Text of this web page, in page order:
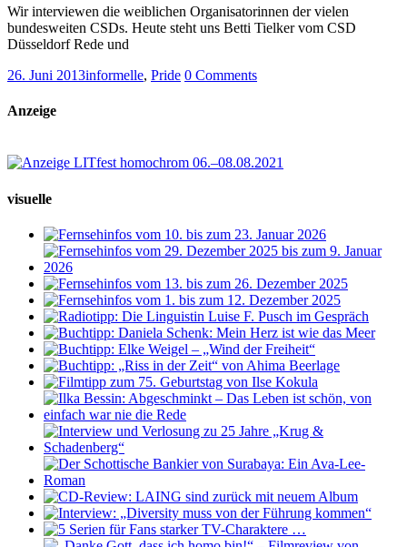
Wir interviewen die weiblichen Organisatorinnen der vielen
bundesweiten CSDs. Heute steht uns Betti Tielker vom CSD
Düsseldorf Rede und
26. Juni 2013informelle, Pride 0 Comments
Anzeige
visuelle